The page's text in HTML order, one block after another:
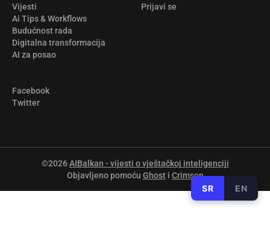
Vijesti
Ai Tips & Workflows
Budućnost rada
Digitalna transformacija
AI za posao
Prijavi se
Facebook
Twitter
©2026AIBalkan - vijesti o vještačkoj inteligenciji
Objavljeno pomoću Ghosti Crimson
SR EN